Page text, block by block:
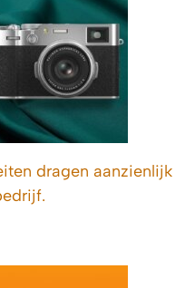
dragen aanzienlijk